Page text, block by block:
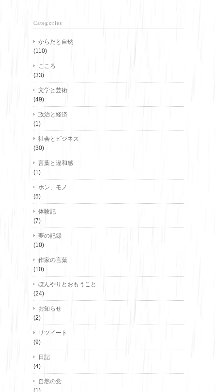
Categories
からだと自然
(110)
こころ
(33)
文学と芸術
(49)
政治と経済
(1)
社会とビジネス
(30)
言葉と違和感
(1)
ホン、モノ
(5)
体験記
(7)
夢の記録
(10)
作家の言葉
(10)
ぼんやりとおもうこと
(24)
お知らせ
(2)
リツイート
(9)
日記
(4)
自然の党
(1)